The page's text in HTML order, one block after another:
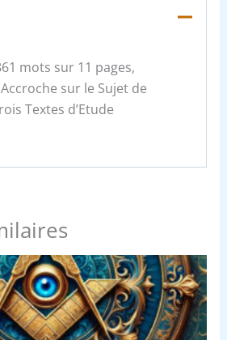
mots sur 11 pages,
sur le Sujet de
Textes d’Etude